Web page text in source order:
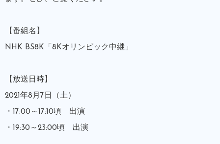
【番組名】
NHK BS8K「8Kオリンピック中継」
【放送日時】
2021年8月7日（土）
・17:00～17:10頃 出演
・19:30～23:00頃 出演